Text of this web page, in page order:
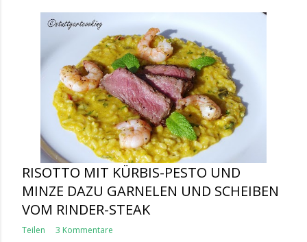
RISOTTO MIT KÜRBIS-PESTO UND
MINZE DAZU GARNELEN UND SCHEIBEN
VOM RINDER-STEAK
Teilen 3 Kommentare